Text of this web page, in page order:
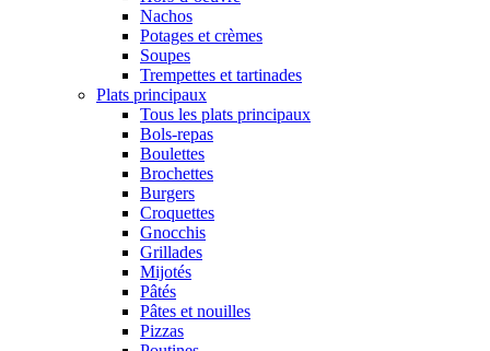
Nachos
Potages et crèmes
Soupes
Trempettes et tartinades
Plats principaux
Tous les plats principaux
Bols-repas
Boulettes
Brochettes
Burgers
Croquettes
Gnocchis
Grillades
Mijotés
Pâtés
Pâtes et nouilles
Pizzas